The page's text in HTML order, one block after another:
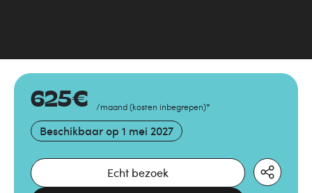
625€ /maand (kosten inbegrepen)*
Beschikbaar op 1 mei 2027
Echt bezoek